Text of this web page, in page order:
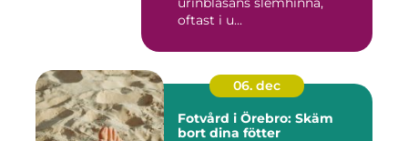
oftast i u...
06. dec
Fotvård i Örebro: Skäm
bort dina fötter